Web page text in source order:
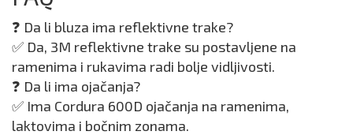
❓ Da li bluza ima reflektivne trake?
✅ Da, 3M reflektivne trake su postavljene na
ramenima i rukavima radi bolje vidljivosti.
❓ Da li ima ojačanja?
✅ Ima Cordura 600D ojačanja na ramenima,
laktovima i bočnim zonama.